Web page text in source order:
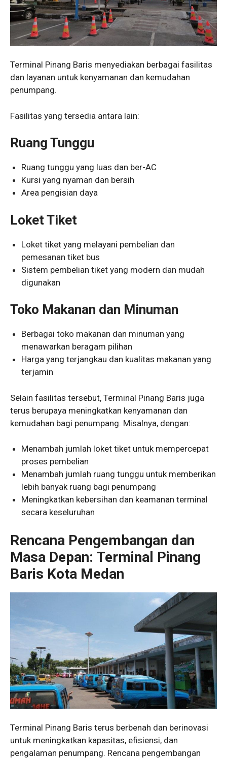
Terminal Pinang Baris menyediakan berbagai fasilitas
dan layanan untuk kenyamanan dan kemudahan
penumpang.
Fasilitas yang tersedia antara lain:
Ruang Tunggu
Ruang tunggu yang luas dan ber-AC
Kursi yang nyaman dan bersih
Area pengisian daya
Loket Tiket
Loket tiket yang melayani pembelian dan
pemesanan tiket bus
Sistem pembelian tiket yang modern dan mudah
digunakan
Toko Makanan dan Minuman
Berbagai toko makanan dan minuman yang
menawarkan beragam pilihan
Harga yang terjangkau dan kualitas makanan yang
terjamin
Selain fasilitas tersebut, Terminal Pinang Baris juga
terus berupaya meningkatkan kenyamanan dan
kemudahan bagi penumpang. Misalnya, dengan:
Menambah jumlah loket tiket untuk mempercepat
proses pembelian
Menambah jumlah ruang tunggu untuk memberikan
lebih banyak ruang bagi penumpang
Meningkatkan kebersihan dan keamanan terminal
secara keseluruhan
Rencana Pengembangan dan
Masa Depan: Terminal Pinang
Baris Kota Medan
Terminal Pinang Baris terus berbenah dan berinovasi
untuk meningkatkan kapasitas, efisiensi, dan
pengalaman penumpang. Rencana pengembangan